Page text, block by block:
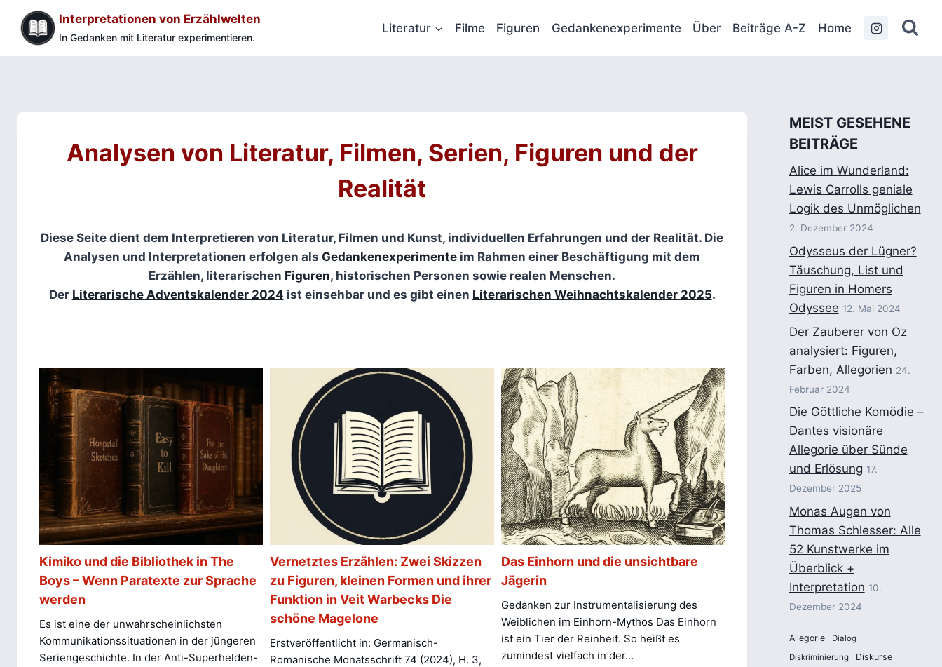
Inhalt
springen
Interpretationen von Erzählwelten
In Gedanken mit Literatur experimentieren.
Literatur Filme Figuren Gedankenexperimente Über Beiträge A-Z Home
Analysen von Literatur, Filmen, Serien, Figuren und der
Realität
Diese Seite dient dem Interpretieren von Literatur, Filmen und Kunst, individuellen Erfahrungen und der Realität. Die
Analysen und Interpretationen erfolgen als Gedankenexperimente im Rahmen einer Beschäftigung mit dem
Erzählen, literarischen Figuren, historischen Personen sowie realen Menschen.
Der Literarische Adventskalender 2024 ist einsehbar und es gibt einen Literarischen Weihnachtskalender 2025.
Kimiko und die Bibliothek in The
Boys – Wenn Paratexte zur Sprache
werden
Es ist eine der unwahrscheinlichsten
Kommunikationssituationen in der jüngeren
Seriengeschichte. In der Anti-Superhelden-
Vernetztes Erzählen: Zwei Skizzen
zu Figuren, kleinen Formen und ihrer
Funktion in Veit Warbecks Die
schöne Magelone
Erstveröffentlicht in: Germanisch-
Romanische Monatsschrift 74 (2024), H. 3,
Das Einhorn und die unsichtbare
Jägerin
Gedanken zur Instrumentalisierung des
Weiblichen im Einhorn-Mythos Das Einhorn
ist ein Tier der Reinheit. So heißt es
zumindest vielfach in der…
MEIST GESEHENE
BEITRÄGE
Alice im Wunderland:
Lewis Carrolls geniale
Logik des Unmöglichen
2. Dezember 2024
Odysseus der Lügner?
Täuschung, List und
Figuren in Homers
Odyssee 12. Mai 2024
Der Zauberer von Oz
analysiert: Figuren,
Farben, Allegorien 24.
Februar 2024
Die Göttliche Komödie –
Dantes visionäre
Allegorie über Sünde
und Erlösung 17.
Dezember 2025
Monas Augen von
Thomas Schlesser: Alle
52 Kunstwerke im
Überblick +
Interpretation 10.
Dezember 2024
Allegorie
Dialog
Diskriminierung
Diskurse